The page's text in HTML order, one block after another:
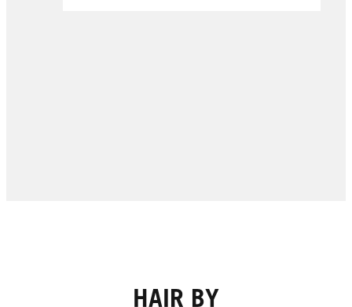
HAIR BY